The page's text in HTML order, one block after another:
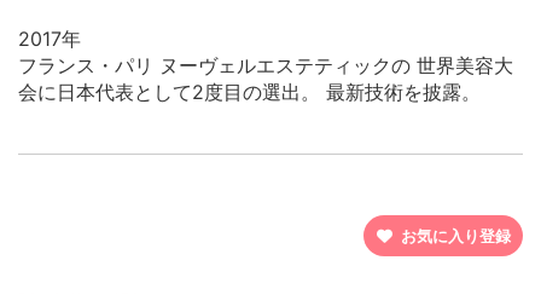
2017年
フランス・パリ ヌーヴェルエステティックの 世界美容大
会に日本代表として2度目の選出。 最新技術を披露。
お気に入り登録